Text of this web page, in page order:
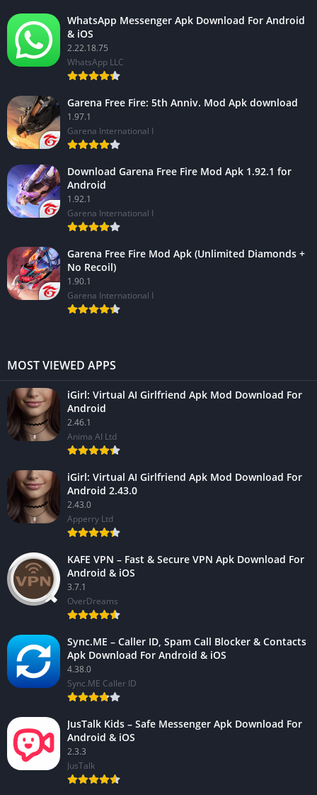
WhatsApp Messenger Apk Download For Android
& iOS
2.22.18.75
WhatsApp LLC
Garena Free Fire: 5th Anniv. Mod Apk download
1.97.1
Garena International I
Download Garena Free Fire Mod Apk 1.92.1 for
Android
1.92.1
Garena International I
Garena Free Fire Mod Apk (Unlimited Diamonds +
No Recoil)
1.90.1
Garena International I
MOST VIEWED APPS
iGirl: Virtual AI Girlfriend Apk Mod Download For
Android
2.46.1
Anima AI Ltd
iGirl: Virtual AI Girlfriend Apk Mod Download For
Android 2.43.0
2.43.0
Apperry Ltd
KAFE VPN – Fast & Secure VPN Apk Download For
Android & iOS
3.7.1
OverDreams
Sync.ME – Caller ID, Spam Call Blocker & Contacts
Apk Download For Android & iOS
4.38.0
Sync.ME Caller ID
JusTalk Kids – Safe Messenger Apk Download For
Android & iOS
2.3.3
JusTalk